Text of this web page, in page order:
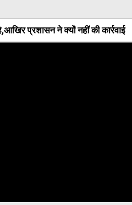
प्रशासन ने क्यों नहीं की कार्रवाई